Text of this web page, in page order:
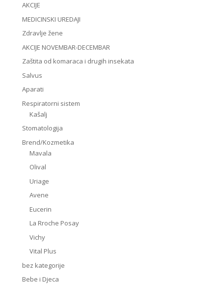
AKCIJE
MEDICINSKI UREDAJI
Zdravlje žene
AKCIJE NOVEMBAR-DECEMBAR
Zaštita od komaraca i drugih insekata
Salvus
Aparati
Respiratorni sistem
Kašalj
Stomatologija
Brend/Kozmetika
Mavala
Olival
Uriage
Avene
Eucerin
La Rroche Posay
Vichy
Vital Plus
bez kategorije
Bebe i Djeca